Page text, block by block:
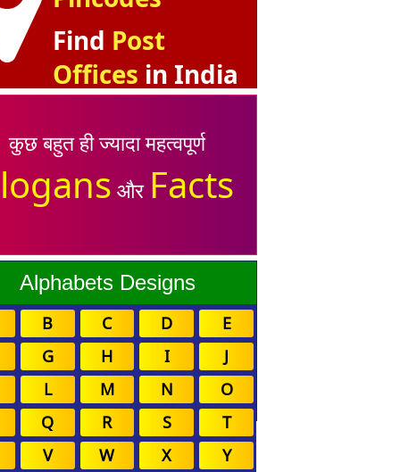
Find Post
Offices in India
कुछ बहुत ही ज्यादा महत्वपूर्ण
और Facts
Alphabets Designs
B C D
E
G H I
J
L M N
O
Q R S
T
V W X
Y